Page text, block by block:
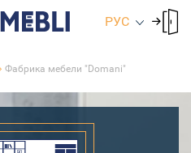
РУС
Фабрика мебели "Domani"